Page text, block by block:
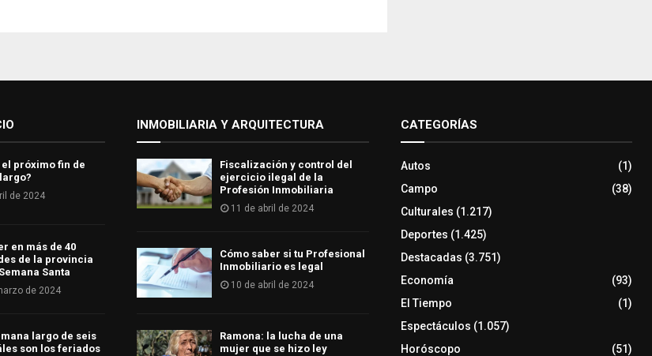
el próximo fin de
de 2024
en más de 40
de la provincia
Santa
de 2024
largo de seis
son los feriados
INMOBILIARIA Y ARQUITECTURA
Fiscalización y control del
ejercicio ilegal de la
Profesión Inmobiliaria
11 de abril de 2024
Cómo saber si tu Profesional
Inmobiliario es legal
10 de abril de 2024
Ramona: la lucha de una
mujer que se hizo ley
CATEGORÍAS
Autos
(1)
Campo
(38)
Culturales (1.217)
Deportes (1.425)
Destacadas (3.751)
Economía
(93)
El Tiempo
(1)
Espectáculos (1.057)
Horóscopo
(51)